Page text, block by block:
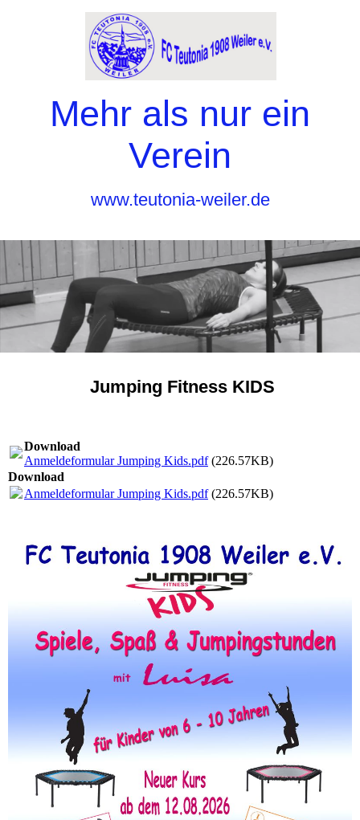
Mehr als nur ein
Verein
www.teutonia-weiler.de
Jumping Fitness KIDS
Download
Anmeldeformular Jumping Kids.pdf(226.57KB)
Download
Anmeldeformular Jumping Kids.pdf(226.57KB)